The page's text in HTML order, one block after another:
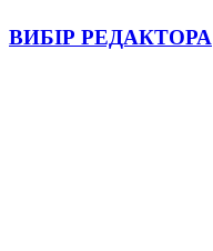
ВИБІР РЕДАКТОРА